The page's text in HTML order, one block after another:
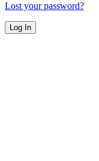
Lost your password?